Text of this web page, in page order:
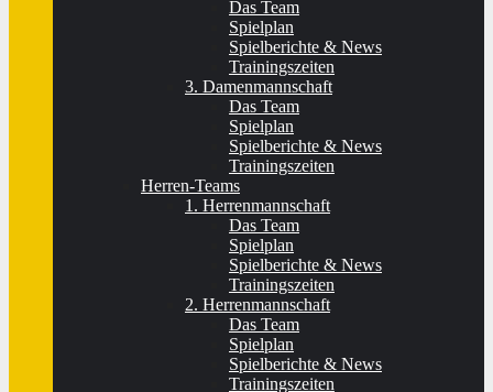
Das Team
Spielplan
Spielberichte & News
Trainingszeiten
3. Damenmannschaft
Das Team
Spielplan
Spielberichte & News
Trainingszeiten
Herren-Teams
1. Herrenmannschaft
Das Team
Spielplan
Spielberichte & News
Trainingszeiten
2. Herrenmannschaft
Das Team
Spielplan
Spielberichte & News
Trainingszeiten